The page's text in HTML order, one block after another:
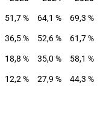
51,7 % 64,1 % 69,3 %
36,5 % 52,6 % 61,7 %
18,8 % 35,0 % 58,1 %
12,2 % 27,9 % 44,3 %